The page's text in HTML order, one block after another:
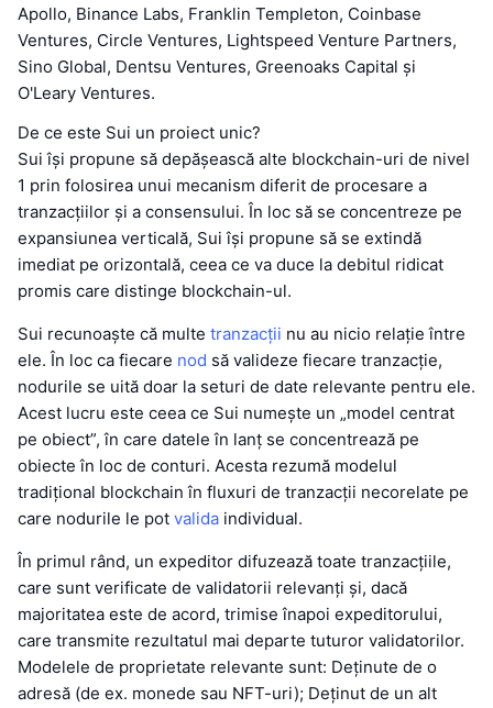
Apollo, Binance Labs, Franklin Templeton, Coinbase
Ventures, Circle Ventures, Lightspeed Venture Partners,
Sino Global, Dentsu Ventures, Greenoaks Capital și
O'Leary Ventures.
De ce este Sui un proiect unic?
Sui își propune să depășească alte blockchain-uri de nivel
1 prin folosirea unui mecanism diferit de procesare a
tranzacțiilor și a consensului. În loc să se concentreze pe
expansiunea verticală, Sui își propune să se extindă
imediat pe orizontală, ceea ce va duce la debitul ridicat
promis care distinge blockchain-ul.
Sui recunoaște că multe tranzacții nu au nicio relație între
ele. În loc ca fiecare nod să valideze fiecare tranzacție,
nodurile se uită doar la seturi de date relevante pentru ele.
Acest lucru este ceea ce Sui numește un „model centrat
pe obiect”, în care datele în lanț se concentrează pe
obiecte în loc de conturi. Acesta rezumă modelul
tradițional blockchain în fluxuri de tranzacții necorelate pe
care nodurile le pot valida individual.
În primul rând, un expeditor difuzează toate tranzacțiile,
care sunt verificate de validatorii relevanți și, dacă
majoritatea este de acord, trimise înapoi expeditorului,
care transmite rezultatul mai departe tuturor validatorilor.
Modelele de proprietate relevante sunt: Deținute de o
adresă (de ex. monede sau NFT-uri); Deținut de un alt